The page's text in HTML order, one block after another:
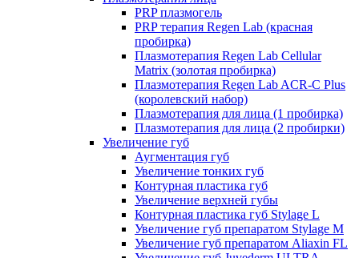
PRP плазмогель
PRP терапия Regen Lab (красная
пробирка)
Плазмотерапия Regen Lab Cellular
Matrix (золотая пробирка)
Плазмотерапия Regen Lab ACR-C Plus
(королевский набор)
Плазмотерапия для лица (1 пробирка)
Плазмотерапия для лица (2 пробирки)
Увеличение губ
Аугментация губ
Увеличение тонких губ
Контурная пластика губ
Увеличение верхней губы
Контурная пластика губ Stylage L
Увеличение губ препаратом Stylage M
Увеличение губ препаратом Aliaxin FL